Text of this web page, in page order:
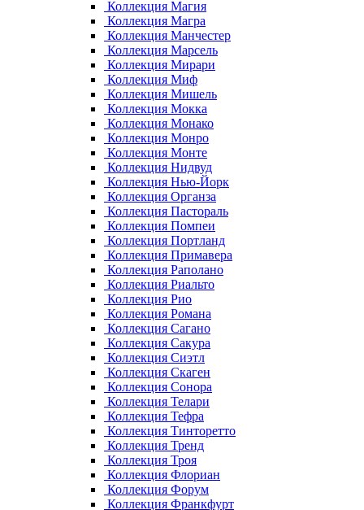
Коллекция Магия
Коллекция Магра
Коллекция Манчестер
Коллекция Марсель
Коллекция Мирари
Коллекция Миф
Коллекция Мишель
Коллекция Мокка
Коллекция Монако
Коллекция Монро
Коллекция Монте
Коллекция Нидвуд
Коллекция Нью-Йорк
Коллекция Органза
Коллекция Пастораль
Коллекция Помпеи
Коллекция Портланд
Коллекция Примавера
Коллекция Раполано
Коллекция Риальто
Коллекция Рио
Коллекция Романа
Коллекция Сагано
Коллекция Сакура
Коллекция Сиэтл
Коллекция Скаген
Коллекция Сонора
Коллекция Телари
Коллекция Тефра
Коллекция Тинторетто
Коллекция Тренд
Коллекция Троя
Коллекция Флориан
Коллекция Форум
Коллекция Франкфурт